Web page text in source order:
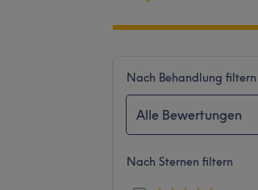
Nach Behandlung filtern
Alle Bewertungen
Nach Sternen filtern